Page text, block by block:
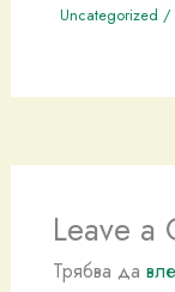
Uncategorized /
Leave a
Трябва да